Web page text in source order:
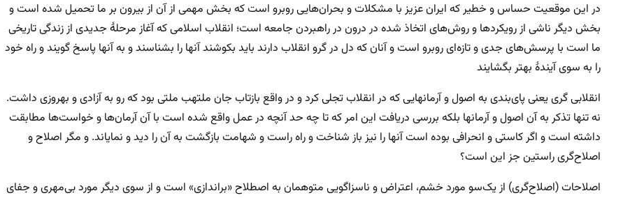
در این موقعیت حساس و خطیر که ایران عزیز با مشکلات و بحران‌هایی روبرو است که بخش مهمی از آن از بیرون بر ما تحمیل شده است و
بخش دیگر ناشی از رویکردها و روش‌های اتخاذ شده در درون در راهبردن جامعه است؛ انقلاب اسلامی که آغاز مرحلهٔ جدیدی از زندگی تاریخی
ما است با پرسش‌های جدی و تازه‌ای روبرو است و آنان که دل در گرو انقلاب دارند باید بکوشند آنها را بشناسند و به آنها پاسخ گویند و راه خود
را به سوی آیندهٔ بهتر بگشایند
انقلابی گری یعنی پای‌بندی به اصول و آرمانهایی که در انقلاب تجلی کرد و در واقع بازتاب جان ملتهب ملتی بود که رو به آزادی و بهروزی داشت.
نه تنها تذکر به آن اصول و آرمانها بلکه بررسی دریافت این امر که تا چه حد آنچه در عمل واقع شده است با آن آرمان‌ها و خواست‌ها مطابقت
داشته است و اگر کاستی و انحرافی بوده است آنها را نیز باز شناخت و راه راست و شهامت بازگشت به آن را دید و نمایاند. و مگر اصلاح و
اصلاح‌گری راستین جز این است؟
اصلاحات (اصلاح‌گری) از یک‌سو مورد خشم، اعتراض و ناسزاگویی متوهمان به اصطلاح «براندازی» است و از سوی دیگر مورد بی‌مهری و جفای